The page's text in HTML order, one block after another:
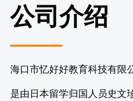
公司介绍
海口市忆好好教育科技有限
是由日本留学归国人员史文